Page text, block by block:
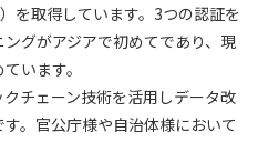
を取得しています。3つの認証を
グがアジアで初めてであり、現
います。
チェーン技術を活用しデータ改
。官公庁様や自治体様において